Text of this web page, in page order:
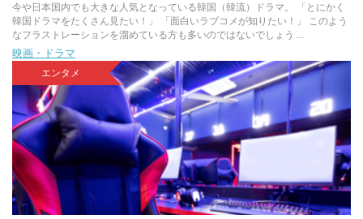
今や日本国内でも大きな人気となっている韓国（韓流）ドラマ。 「とにかく
韓国ドラマをたくさん見たい！」 「面白いラブコメが知りたい！」 このよう
なフラストレーションを溜めている方も多いのではないでしょう ...
映画・ドラマ
エンタメ